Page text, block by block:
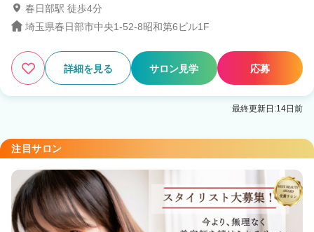
春日部駅 徒歩4分
埼玉県春日部市中央1-52-8昭和第6ビル1F
詳細を見る サロン見学 応募
最終更新日:14日前
注目サロン